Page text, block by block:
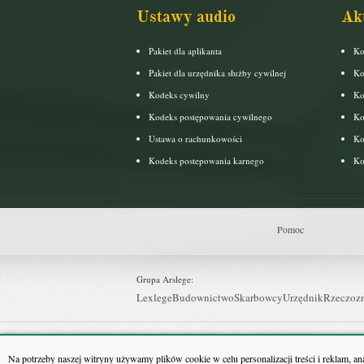
Na potrzeby naszej witryny używamy plików cookie w celu personalizacji treści i reklam,
Ustawy audio
Pakiet dla aplikanta
Pakiet dla urzędnika służby cywilnej
Kodeks cywilny
Kodeks postępowania cywilnego
Ustawa o rachunkowości
Kodeks postepowania karnego
Pomoc
Grupa Arslege:
LexlegeBudownictwoSkarbowcyUrzędnik
Grupa Bonnier:
Puls BiznesuBankierPuls MedycynyMonitor Firm